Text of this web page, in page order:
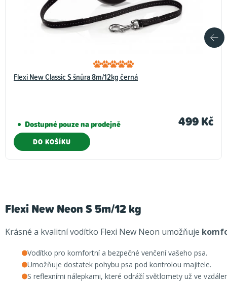
Flexi New Classic S šnůra 8m/12kg černá
Dostupné pouze na prodejně 499 Kč
DO KOŠÍKU
Flexi New Neon S 5m/12 kg
Krásné a kvalitní vodítko Flexi New Neon umožňuje
Vodítko pro komfortní a bezpečné venčení vašeho psa.
Umožňuje dostatek pohybu psa pod kontrolou majitele.
S reflexními nálepkami, které odráží světlomety už ve